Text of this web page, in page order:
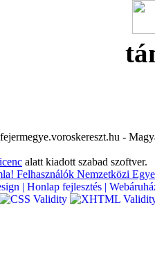
-
alatt kiadott szabad szoftver.
Felhasználók Nemzetközi
| Honlap fejlesztés |